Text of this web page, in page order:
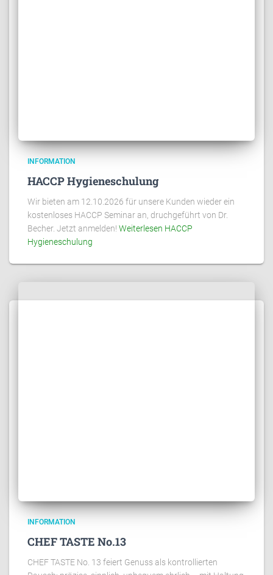
INFORMATION
HACCP Hygieneschulung
Wir bieten am 12.10.2026 für unsere Kunden wieder ein
kostenloses HACCP Seminar an, druchgeführt von Dr.
Becher. Jetzt anmelden! Weiterlesen HACCP
Hygieneschulung
INFORMATION
CHEF TASTE No.13
CHEF TASTE No. 13 feiert Genuss als kontrollierten